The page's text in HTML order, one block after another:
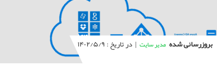
بروزرسانی شده مدیر سایت | در تاریخ : ۱۴۰۲/۵/۹